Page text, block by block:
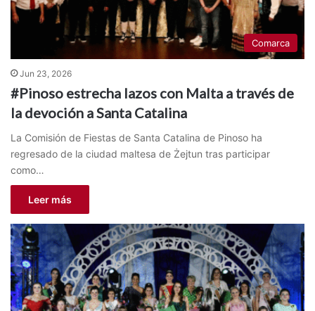
Comarca
Jun 23, 2026
#Pinoso estrecha lazos con Malta a través de
la devoción a Santa Catalina
La Comisión de Fiestas de Santa Catalina de Pinoso ha
regresado de la ciudad maltesa de Żejtun tras participar
como…
Leer más